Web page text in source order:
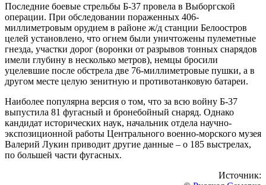
Последние боевые стрельбы Б-37 провела в Выборгской
операции. При обследовании пораженных 406-
миллиметровым орудием в районе ж/д станции Белоостров
целей установлено, что огнем были уничтожены пулеметные
гнезда, участки дорог (воронки от разрывов тонных снарядов
имели глубину в несколько метров), немцы бросили
уцелевшие после обстрела две 76-миллиметровые пушки, а в
другом месте целую зенитную и противотанковую батареи.
Наиболее популярна версия о том, что за всю войну Б-37
выпустила 81 фугасный и бронебойный снаряд. Однако
кандидат исторических наук, начальник отдела научно-
экспозиционной работы Центрального военно-морского музея
Валерий Лукин приводит другие данные – о 185 выстрелах,
по большей части фугасных.
Источник: